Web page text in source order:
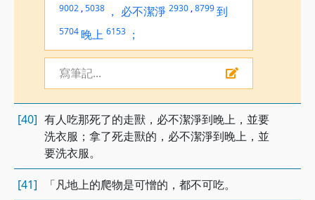
9002 ,5038 ， 必不潔淨 2930 ,8799到
5704晚上 6153 ；
寫筆記...
[40] 有人吃那死了的走獸，必不潔淨到晚上，並要
洗衣服；拿了死走獸的，必不潔淨到晚上，並
要洗衣服。
[41] 「凡地上的爬物是可憎的，都不可吃。